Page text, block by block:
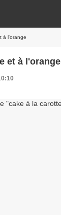
à l'orange
et à l'orange